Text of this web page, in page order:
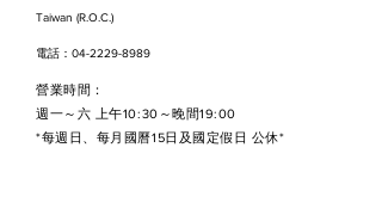
Taiwan (R.O.C.)
電話：04-2229-8989
營業時間：
週一～六 上午10:30～晚間19:00
*每週日、每月國曆15日及國定假日 公休*